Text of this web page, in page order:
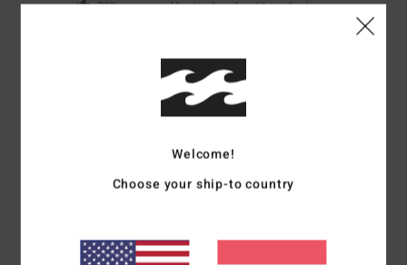
75% van onze klanten bevelen dit product aan
Te grootWelcome!
Choose your ship-to country